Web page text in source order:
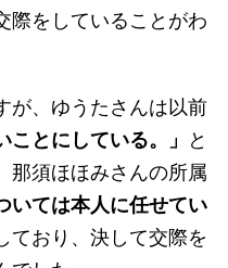
際をしていることがわ
が、ゆうたさんは以前
ことにしている。」
と
那須ほほみさんの所属
いては本人に任せてい
ており、決して交際を